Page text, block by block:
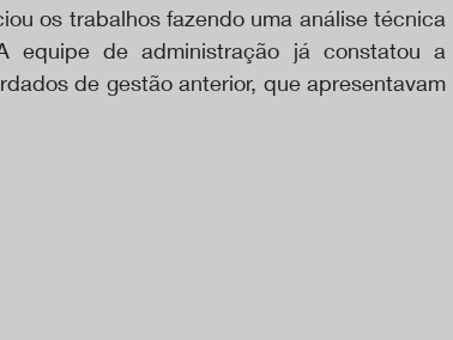
os trabalhos fazendo uma análise técnica
equipe de administração já constatou a
de gestão anterior, que apresentavam